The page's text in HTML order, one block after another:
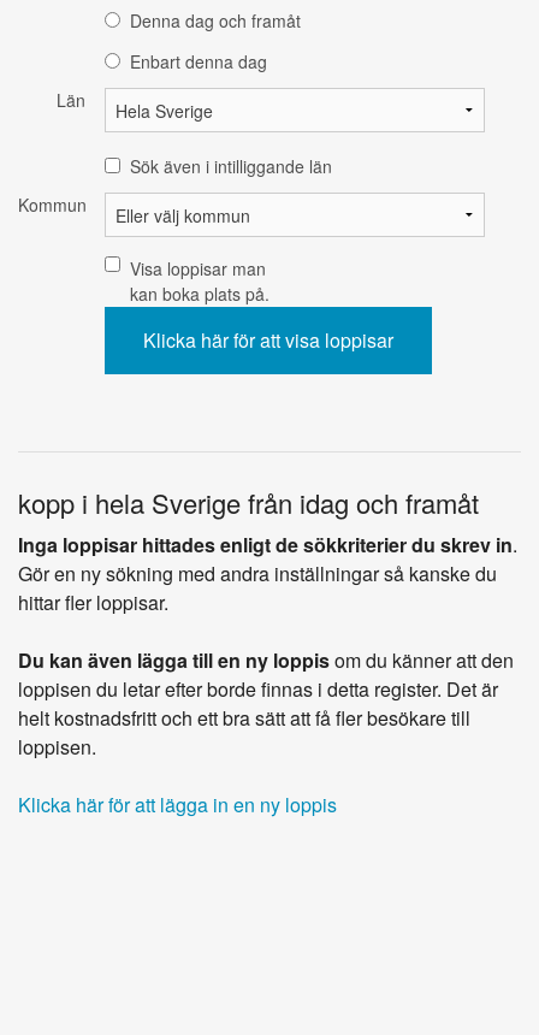
Denna dag och framåt
Enbart denna dag
Län
Sök även i intilliggande län
Kommun
Visa loppisar man
kan boka plats på.
kopp i hela Sverige från idag och framåt
Inga loppisar hittades enligt de sökkriterier du skrev in.
Gör en ny sökning med andra inställningar så kanske du
hittar fler loppisar.
Du kan även lägga till en ny loppisom du känner att den
loppisen du letar efter borde finnas i detta register. Det är
helt kostnadsfritt och ett bra sätt att få fler besökare till
loppisen.
Klicka här för att lägga in en ny loppis